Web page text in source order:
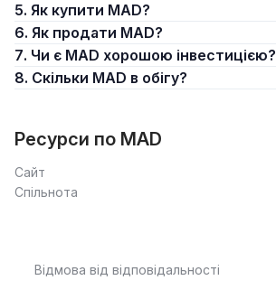
5. Як купити MAD?
6. Як продати MAD?
7. Чи є MAD хорошою інвестицією?
8. Скільки MAD в обігу?
Ресурси по MAD
Сайт
Спільнота
Відмова від відповідальності